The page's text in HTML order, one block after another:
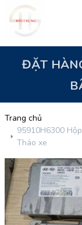
ĐẶT
Trang chủ
95910H6300
Tháo xe